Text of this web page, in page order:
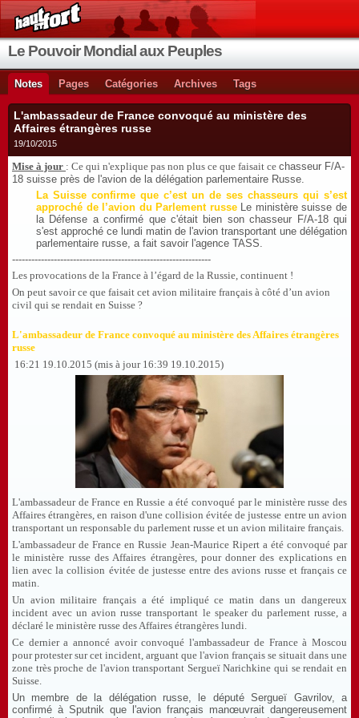
Le Pouvoir Mondial aux Peuples
Notes Pages Catégories Archives Tags
L'ambassadeur de France convoqué au ministère des
Affaires étrangères russe
19/10/2015
Mise à jour : Ce qui n'explique pas non plus ce que faisait ce chasseur F/A-
18 suisse près de l'avion de la délégation parlementaire Russe.
La Suisse confirme que c’est un de ses chasseurs qui s’est
approché de l’avion du Parlement russe Le ministère suisse de
la Défense a confirmé que c'était bien son chasseur F/A-18 qui
s'est approché ce lundi matin de l'avion transportant une délégation
parlementaire russe, a fait savoir l'agence TASS.
--------------------------------------------------------------
Les provocations de la France à l’égard de la Russie, continuent !
On peut savoir ce que faisait cet avion militaire français à côté d’un avion
civil qui se rendait en Suisse ?
L'ambassadeur de France convoqué au ministère des Affaires étrangères
russe
16:21 19.10.2015 (mis à jour 16:39 19.10.2015)
L'ambassadeur de France en Russie a été convoqué par le ministère russe des
Affaires étrangères, en raison d'une collision évitée de justesse entre un avion
transportant un responsable du parlement russe et un avion militaire français.
L'ambassadeur de France en Russie Jean-Maurice Ripert a été convoqué par
le ministère russe des Affaires étrangères, pour donner des explications en
lien avec la collision évitée de justesse entre des avions russe et français ce
matin.
Un avion militaire français a été impliqué ce matin dans un dangereux
incident avec un avion russe transportant le speaker du parlement russe, a
déclaré le ministère russe des Affaires étrangères lundi.
Ce dernier a annoncé avoir convoqué l'ambassadeur de France à Moscou
pour protester sur cet incident, arguant que l'avion français se situait dans une
zone très proche de l'avion transportant Sergueï Narichkine qui se rendait en
Suisse.
Un membre de la délégation russe, le député Sergueï Gavrilov, a
confirmé à Sputnik que l'avion français manœuvrait dangereusement